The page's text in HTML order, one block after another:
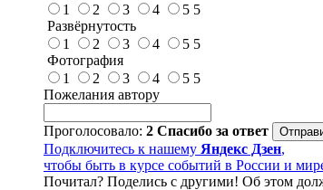
1
2 3 4 5 5
Развёрнутость
1
2 3 4 5 5
Фотография
1
2 3 4 5 5
Пожелания автору
Проголосовало: 2 Спасибо за ответ
Подключитесь к нашему Яндекс Дзен,
чтобы быть в курсе событий в России и
Почитал? Поделись с другими! Об этом